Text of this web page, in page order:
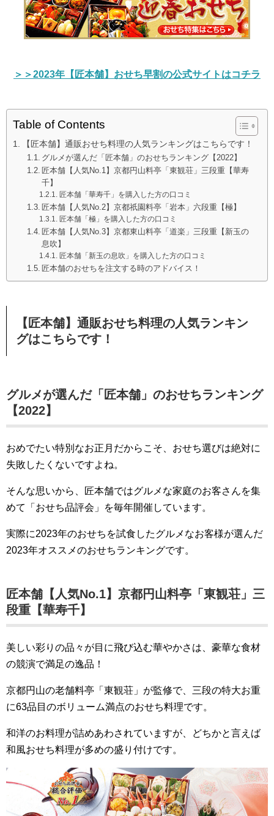
＞＞2023年【匠本舗】おせち早割の公式サイトはコチラ
Table of Contents
【匠本舗】通販おせち料理の人気ランキングはこちらです！
グルメが選んだ「匠本舗」のおせちランキング【2022】
匠本舗【人気No.1】京都円山料亭「東観荘」三段重【華寿
千】
匠本舗「華寿千」を購入した方の口コミ
匠本舗【人気No.2】京都祇園料亭「岩本」六段重【極】
匠本舗「極」を購入した方の口コミ
匠本舗【人気No.3】京都東山料亭「道楽」三段重【新玉の
息吹】
匠本舗「新玉の息吹」を購入した方の口コミ
匠本舗のおせちを注文する時のアドバイス！
【匠本舗】通販おせち料理の人気ランキン
グはこちらです！
グルメが選んだ「匠本舗」のおせちランキング
【2022】
おめでたい特別なお正月だからこそ、おせち選びは絶対に
失敗したくないですよね。
そんな思いから、匠本舗ではグルメな家庭のお客さんを集
めて「おせち品評会」を毎年開催しています。
実際に2023年のおせちを試食したグルメなお客様が選んだ
2023年オススメのおせちランキングです。
匠本舗【人気No.1】京都円山料亭「東観荘」三
段重【華寿千】
美しい彩りの品々が目に飛び込む華やかさは、豪華な食材
の競演で満足の逸品！
京都円山の老舗料亭「東観荘」が監修で、三段の特大お重
に63品目のボリューム満点のおせち料理です。
和洋のお料理が詰めあわされていますが、どちかと言えば
和風おせち料理が多めの盛り付けです。